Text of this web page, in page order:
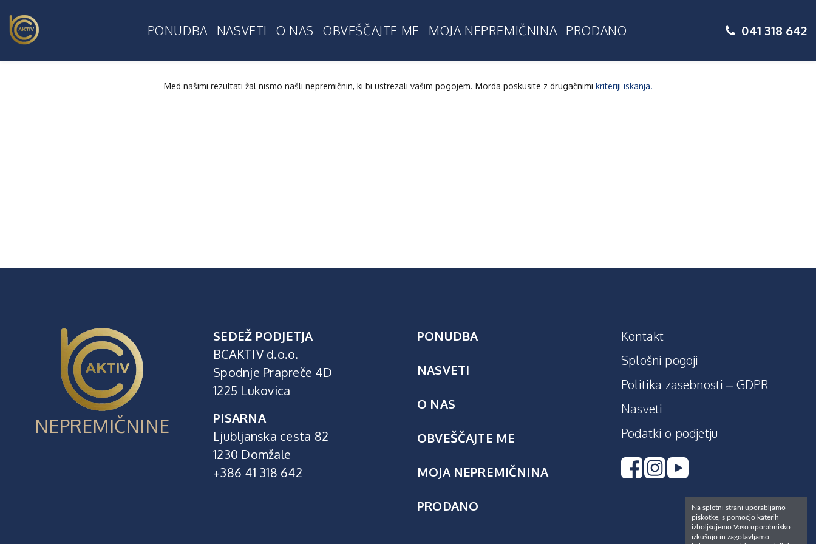
PONUDBA NASVETI O NAS OBVEŠČAJTE ME MOJA NEPREMIČNINA PRODANO 041 318 642
Med našimi rezultati žal nismo našli nepremičnin, ki bi ustrezali vašim pogojem. Morda poskusite z drugačnimi kriteriji iskanja.
NEPREMIČNINE
SEDEŽ PODJETJA
BCAKTIV d.o.o.
Spodnje Prapreče 4D
1225 Lukovica
PISARNA
Ljubljanska cesta 82
1230 Domžale
+386 41 318 642
PONUDBA
NASVETI
O NAS
OBVEŠČAJTE ME
MOJA NEPREMIČNINA
PRODANO
Kontakt
Splošni pogoji
Politika zasebnosti – GDPR
Nasveti
Podatki o podjetju
Na spletni strani uporabljamo
piškotke, s pomočjo katerih
izboljšujemo Vašo uporabniško
izkušnjo in zagotavljamo